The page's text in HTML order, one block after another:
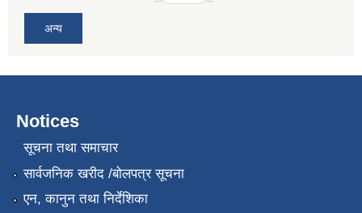
अन्य
Notices
सूचना तथा समाचार
सार्वजनिक खरीद /बोलपत्र सूचना
एन, कानुन तथा निर्देशिका